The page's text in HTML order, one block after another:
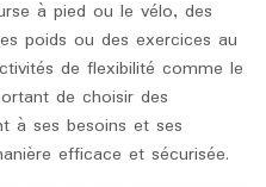
à pied ou le vélo, des
poids ou des exercices au
de flexibilité comme le
de choisir des
à ses besoins et ses
efficace et sécurisée.